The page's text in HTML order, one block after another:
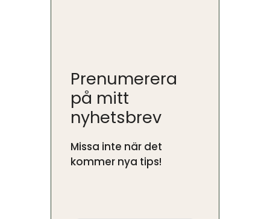
Prenumerera
på mitt
nyhetsbrev
Missa inte när det
kommer nya tips!